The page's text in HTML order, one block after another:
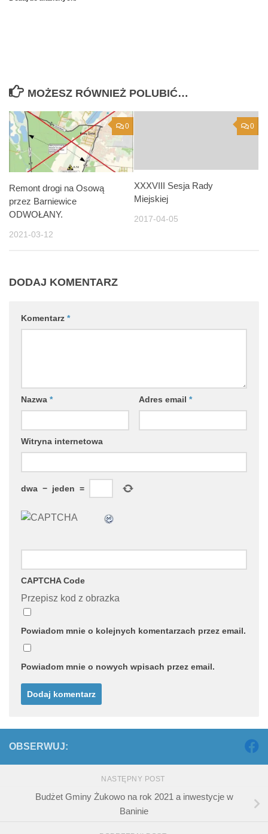
MOŻESZ RÓWNIEŻ POLUBIĆ…
0
Remont drogi na Osową
przez Barniewice
ODWOŁANY.
2021-03-12
0
XXXVIII Sesja Rady
Miejskiej
2017-04-05
DODAJ KOMENTARZ
Komentarz *
Nazwa * Adres email *
Witryna internetowa
dwa − jeden =
CAPTCHA Code
Przepisz kod z obrazka
Powiadom mnie o kolejnych komentarzach przez email.
Powiadom mnie o nowych wpisach przez email.
OBSERWUJ:
NASTĘPNY POST
Budżet Gminy Żukowo na rok 2021 a inwestycje w
Baninie